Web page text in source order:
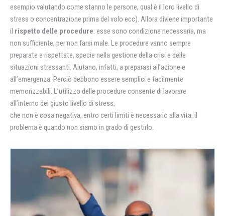
esempio valutando come stanno le persone, qual è il loro livello di
stress o concentrazione prima del volo ecc). Allora diviene importante
il rispetto delle procedure: esse sono condizione necessaria, ma
non sufficiente, per non farsi male. Le procedure vanno sempre
preparate e rispettate, specie nella gestione della crisi e delle
situazioni stressanti. Aiutano, infatti, a preparasi all’azione e
all’emergenza. Perciò debbono essere semplici e facilmente
memorizzabili. L’utilizzo delle procedure consente di lavorare
all’interno del giusto livello di stress,
che non è cosa negativa, entro certi limiti è necessario alla vita, il
problema è quando non siamo in grado di gestirlo.